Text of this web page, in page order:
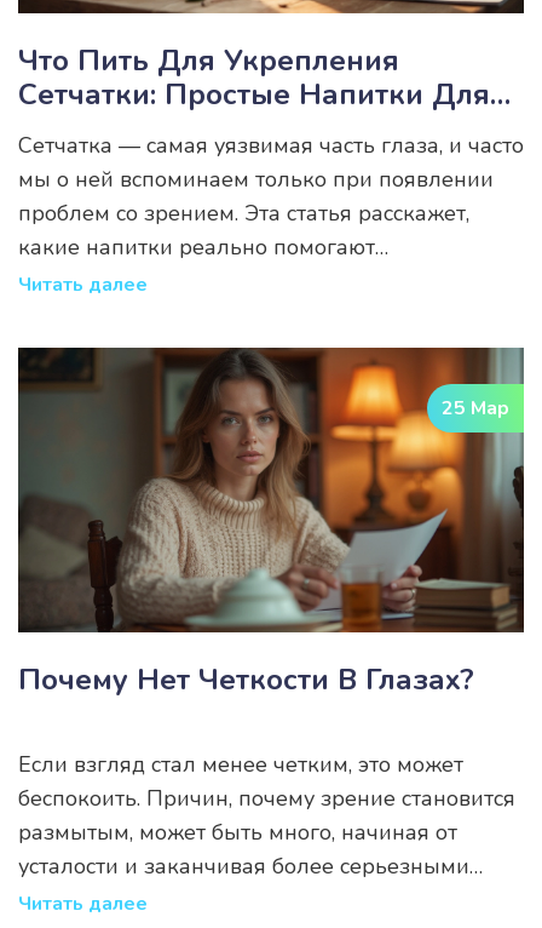
Что Пить Для Укрепления
Сетчатки: Простые Напитки Для
Здоровья Глаз
Сетчатка — самая уязвимая часть глаза, и часто
мы о ней вспоминаем только при появлении
проблем со зрением. Эта статья расскажет,
какие напитки реально помогают
поддерживать сетчатку в хорошем состоянии,
добавить нужные компоненты в свой рацион.
Будет много практических советов, а также
простых рецептов. Материал основан на
фактах и личном опыте.
Читать далее
25 Мар
Почему Нет Четкости В Глазах?
Если взгляд стал менее четким, это может
беспокоить. Причин, почему зрение становится
размытым, может быть много, начиная от
усталости и заканчивая более серьезными
проблемами. Важно знать, на что стоит
Читать далее